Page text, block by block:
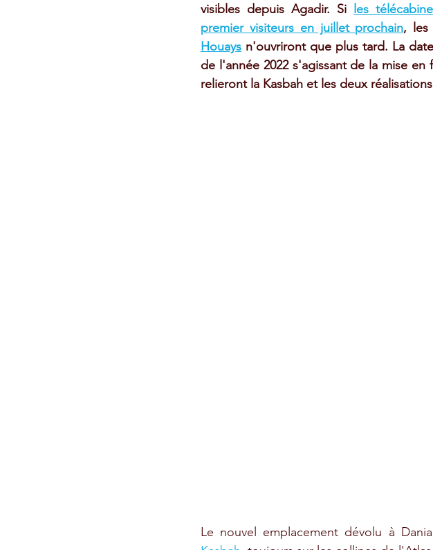
visibles depuis Agadir. Si les
premier visiteurs en juillet prochain, les
Houays n'ouvriront que plus tard. La
de l'année 2022 s'agissant de la mise
relieront la Kasbah et les deux
Le nouvel emplacement dévolu à